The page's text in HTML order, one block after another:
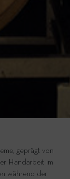
geprägt von
Handarbeit im
während der